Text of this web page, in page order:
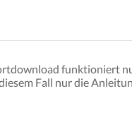
funktioniert
Fall nur die